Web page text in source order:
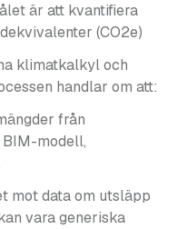
är att kvantifiera
(CO2e)
klimatkalkyl och
handlar om att:
från
modell,
mot data om utsläpp
vara generiska